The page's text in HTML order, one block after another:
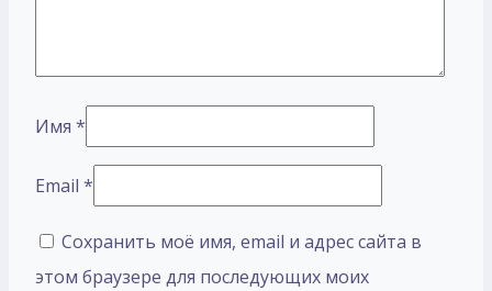
Имя *
Email *
Сохранить моё имя, email и адрес сайта в
этом браузере для последующих моих